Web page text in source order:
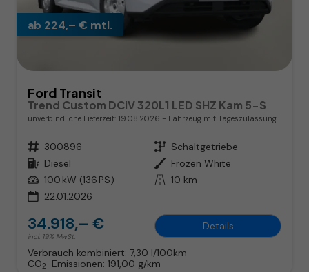
ab 224,– € mtl.
Ford Transit
Trend Custom DCiV 320L1 LED SHZ Kam 5-S
unverbindliche Lieferzeit: 19.08.2026 Fahrzeug mit Tageszulassung
Fahrzeugnr. 300896 Getriebe Schaltgetriebe
Kraftstoff Diesel Außenfarbe Frozen White
Leistung 100 kW (136 PS) Kilometerstand 10 km
22.01.2026
34.918,– €
incl. 19% MwSt.
Details
Verbrauch kombiniert: 7,30 l/100km
CO2-Emissionen: 191,00 g/km